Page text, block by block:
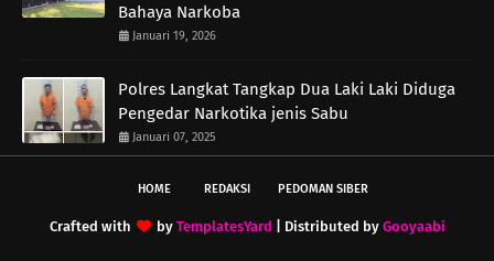
Bahaya Narkoba
Januari 19, 2026
Polres Langkat Tangkap Dua Laki Laki Diduga
Pengedar Narkotika jenis Sabu
Januari 07, 2025
HOME REDAKSI PEDOMAN SIBER
Crafted with by TemplatesYard | Distributed by Gooyaabi